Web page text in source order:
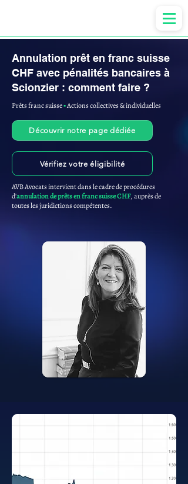
Annulation prêt en franc suisse
CHF avec pénalités bancaires à
Scionzier : comment faire ?
Prêts franc suisse▪︎Actions collectives & individuelles
Découvrir notre page dédiée
Vérifiez votre éligibilité
AVB Avocats intervient dans le cadre de procédures
d'annulation de prêts en franc suisse CHF, auprès de
toutes les juridictions compétentes.